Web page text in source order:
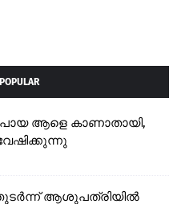
പോയ ആളെ കാണാതായി,
തുടർന്ന് ആശുപത്രിയിൽ